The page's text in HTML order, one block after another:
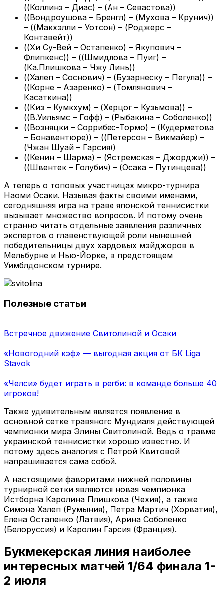
((Коллинз – Диас) – (Ан – Севастова))
((Вондроушова – Бренгл) – (Мухова – Крунич))
– ((Макхэлли – Уотсон) – (Роджерс –
Контавейт))
((Хи Су-Вей – Остапенко) – Якупович –
Флипкенс)) – ((Шмидлова – Пуиг) –
(Ка.Плишкова – Чжу Линь))
((Халеп – Соснович) – (Бузарнеску – Пегула)) –
((Корне – Азаренко) – (Томлянович –
Касаткина))
((Киз – Кумкхум) – (Херцог – Кузьмова)) –
((В.Уильямс – Гофф) – (Рыбакина – Соболенко))
((Возняцки – Соррибес-Тормо) – (Кудерметова
– Бонавентюре)) – ((Петерсон – Викмайер) –
(Чжан Шуай – Гарсия))
((Кенин – Шарма) – (Ястремская – Джорджи)) –
((Швентек – Голубич) – (Осака – Путинцева))
А теперь о топовых участницах микро-турнира
Наоми Осаки. Называя факты своими именами,
сегодняшняя игра на траве японской теннисистки
вызывает множество вопросов. И потому очень
странно читать отдельные заявления различных
экспертов о главенствующей роли нынешней
победительницы двух хардовых мэйджоров в
Мельбурне и Нью-Йорке, в предстоящем
Уимблдонском турнире.
Полезные статьи
Встречное движение Свитолиной и Осаки
«Новогодний кэф» — выгодная акция от БК Liga
Stavok
«Челси» будет играть в регби: в команде больше 40
игроков!
Также удивительным является появление в
основной сетке травяного Мундиаля действующей
чемпионки мира Элины Свитолиной. Ведь о травме
украинской теннисистки хорошо известно. И
потому здесь аналогия с Петрой Квитовой
напрашивается сама собой.
А настоящими фаворитами нижней половины
турнирной сетки являются новая чемпионка
Истборна Каролина Плишкова (Чехия), а также
Симона Халеп (Румыния), Петра Мартич (Хорватия),
Елена Остапенко (Латвия), Арина Соболенко
(Белоруссия) и Каролин Гарсия (Франция).
Букмекерская линия наиболее
интересных матчей 1/64 финала 1-
2 июля